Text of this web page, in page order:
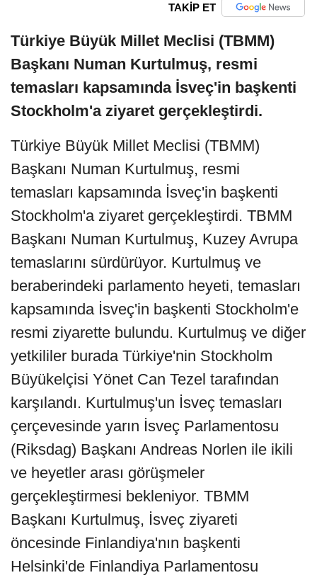
TAKİP ET
Türkiye Büyük Millet Meclisi (TBMM)
Başkanı Numan Kurtulmuş, resmi
temasları kapsamında İsveç'in başkenti
Stockholm'a ziyaret gerçekleştirdi.
Türkiye Büyük Millet Meclisi (TBMM)
Başkanı Numan Kurtulmuş, resmi
temasları kapsamında İsveç'in başkenti
Stockholm'a ziyaret gerçekleştirdi. TBMM
Başkanı Numan Kurtulmuş, Kuzey Avrupa
temaslarını sürdürüyor. Kurtulmuş ve
beraberindeki parlamento heyeti, temasları
kapsamında İsveç'in başkenti Stockholm'e
resmi ziyarette bulundu. Kurtulmuş ve diğer
yetkililer burada Türkiye'nin Stockholm
Büyükelçisi Yönet Can Tezel tarafından
karşılandı. Kurtulmuş'un İsveç temasları
çerçevesinde yarın İsveç Parlamentosu
(Riksdag) Başkanı Andreas Norlen ile ikili
ve heyetler arası görüşmeler
gerçekleştirmesi bekleniyor. TBMM
Başkanı Kurtulmuş, İsveç ziyareti
öncesinde Finlandiya'nın başkenti
Helsinki'de Finlandiya Parlamentosu